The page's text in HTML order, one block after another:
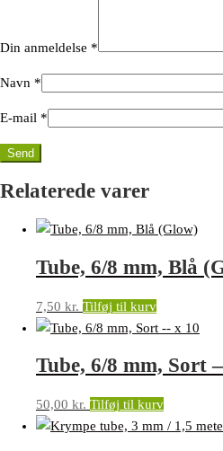
Din anmeldelse *
Navn *
E-mail *
Relaterede varer
Tube, 6/8 mm, Blå
7,50 kr. Tilføj til kurv
Tube, 6/8 mm, Sort
50,00 kr. Tilføj til kurv